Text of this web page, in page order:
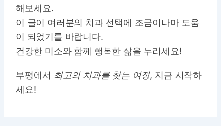
해보세요.
이 글이 여러분의 치과 선택에 조금이나마 도움
이 되었기를 바랍니다.
건강한 미소와 함께 행복한 삶을 누리세요!
부평에서 최고의 치과를 찾는 여정, 지금 시작하
세요!